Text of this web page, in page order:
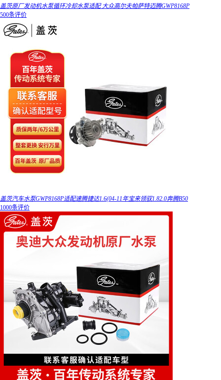
盖茨原厂发动机水泵循环冷却水泵适配 大众高尔夫帕萨特迈腾GWP8168P
500条评价
盖茨汽车水泵GWP8168P适配速腾捷达1.6(04-11年宝来领驭1.82.0奔腾B50
1000条评价